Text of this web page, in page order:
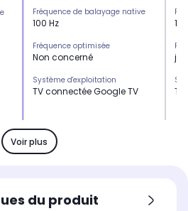
Fréquence de balayage native
100 Hz
Fréquence optimisée
Non concerné
Système d'exploitation
TV connectée Google TV
HDMI 2.1
x2
USB
x2
Voir plus
du produit